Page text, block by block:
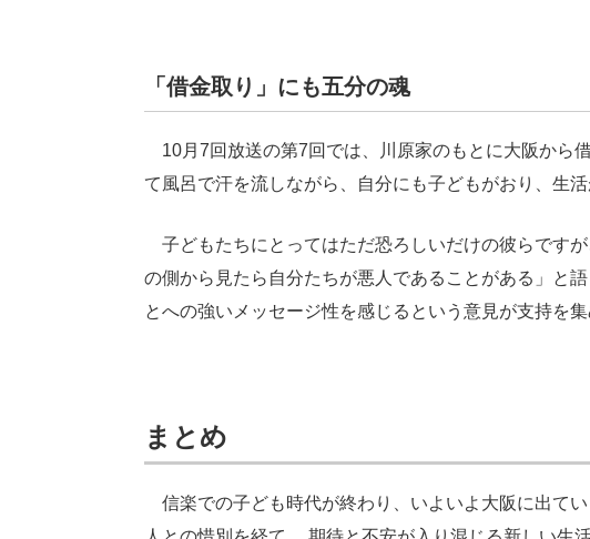
「借金取り」にも五分の魂
10月7回放送の第7回では、川原家のもとに大阪から
て風呂で汗を流しながら、自分にも子どもがおり、生
子どもたちにとってはただ恐ろしいだけの彼らです
の側から見たら自分たちが悪人であることがある」と
とへの強いメッセージ性を感じるという意見が支持を集
まとめ
信楽での子ども時代が終わり、いよいよ大阪に出て